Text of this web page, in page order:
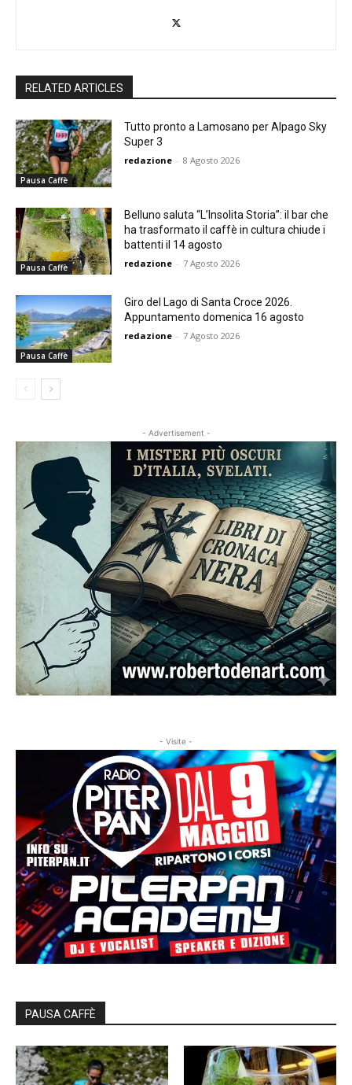
RELATED ARTICLES
Pausa Caffè
Tutto pronto a Lamosano per Alpago Sky
Super 3
redazione - 8 Agosto 2026
Pausa Caffè
Belluno saluta “L’Insolita Storia”: il bar che
ha trasformato il caffè in cultura chiude i
battenti il 14 agosto
redazione - 7 Agosto 2026
Pausa Caffè
Giro del Lago di Santa Croce 2026.
Appuntamento domenica 16 agosto
redazione - 7 Agosto 2026
- Advertisement -
- Visite -
PAUSA CAFFÈ